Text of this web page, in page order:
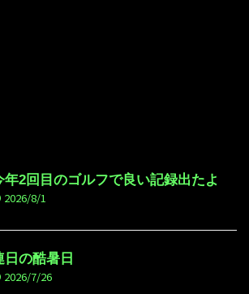
年2回目のゴルフで良い記録出たよ
2026/8/1
日の酷暑日
2026/7/26